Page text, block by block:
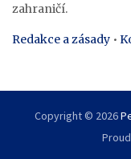
zahraničí.
Redakce a zásady •
Copyright © 2026